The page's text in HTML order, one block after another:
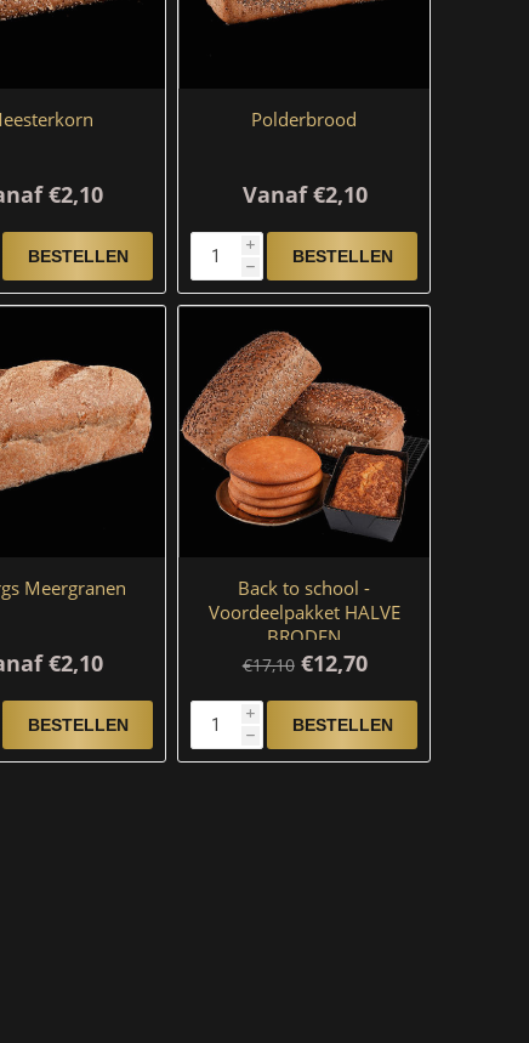
€2,10
Polderbrood
Vanaf €2,10
i
h
Meergranen
€2,10
Back to school -
Voordeelpakket HALVE
BRODEN
€17,10 €12,70
i
h